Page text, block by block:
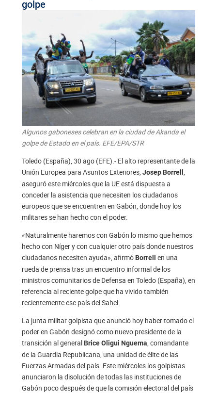
golpe
Algunos gaboneses celebran en la ciudad de Akanda el
golpe de Estado en el país. EFE/EPA/STR
Toledo (España), 30 ago (EFE).- El alto representante de la
Unión Europea para Asuntos Exteriores, Josep Borrell
aseguró este miércoles que la UE está dispuesta a
conceder la asistencia que necesiten los ciudadanos
europeos que se encuentren en Gabón, donde hoy los
militares se han hecho con el poder.
«Naturalmente haremos con Gabón lo mismo que hemos
hecho con Níger y con cualquier otro país donde nuestros
ciudadanos necesiten ayuda», afirmó Borrell
en una
rueda de prensa tras un encuentro informal de los
ministros comunitarios de Defensa en Toledo (España), en
referencia al reciente golpe que ha vivido también
recientemente ese país del Sahel.
La junta militar golpista que anunció hoy haber tomado el
poder en Gabón designó como nuevo presidente de la
transición al general Brice Oligui Nguema , comandante
de la Guardia Republicana, una unidad de élite de las
Fuerzas Armadas del país. Este miércoles los golpistas
anunciaron la disolución de todas las instituciones de
Gabón poco después de que la comisión electoral del país